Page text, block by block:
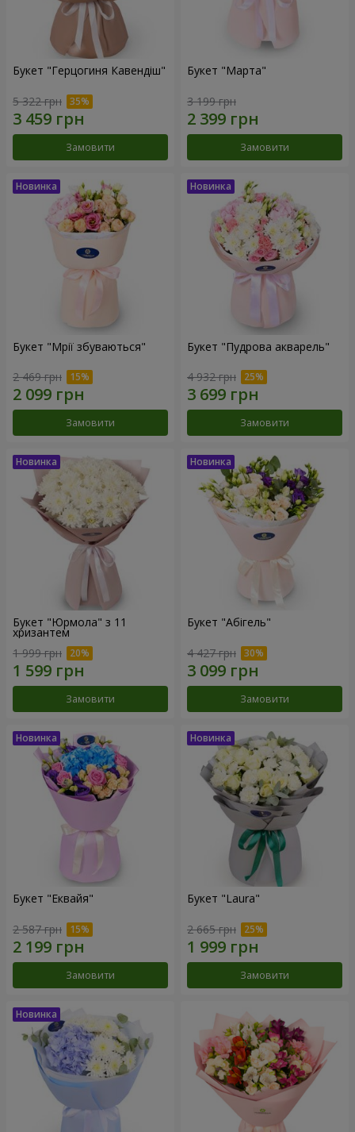
Букет "Герцогиня Кавендіш"
5 322 грн
Замовити
Букет "Марта"
3 199 грн
Замовити
Букет "Мрії збуваються"
2 469 грн
Замовити
Букет "Пудрова акварель"
4 932 грн
Замовити
Букет "Юрмола" з 11
хризантем
1 999 грн
Замовити
Букет "Абігель"
4 427 грн
Замовити
Букет "Еквайя"
2 587 грн
Замовити
Букет "Laura"
2 665 грн
Замовити